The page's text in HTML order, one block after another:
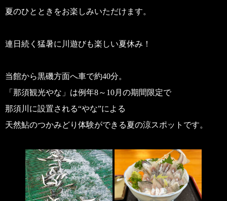
夏のひとときをお楽しみいただけます。
連日続く猛暑に川遊びも楽しい夏休み！
当館から黒磯方面へ車で約40分。
「那須観光やな」は例年8～10月の期間限定で
那須川に設置される“やな”による
天然鮎のつかみどり体験ができる夏の涼スポットです。